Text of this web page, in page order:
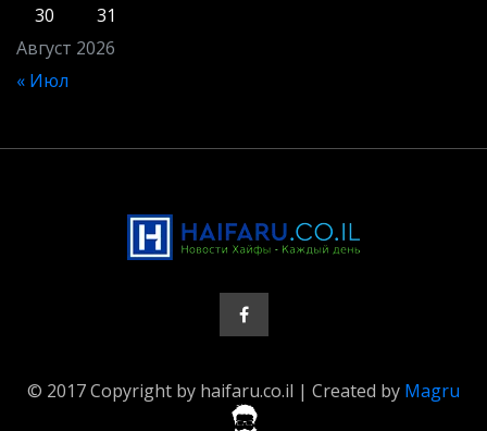
Август 2026
30
31
« Июл
© 2017 Copyright by haifaru.co.il | Created by Magru